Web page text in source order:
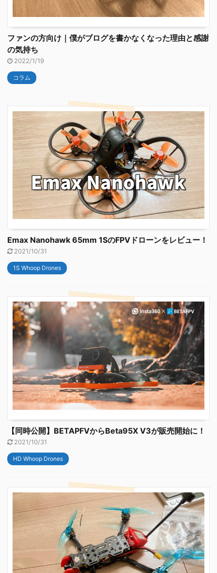
ファンの方向け｜僕がブログを書かなくなった理由と感謝
の気持ち
2022/1/19
コラム
Emax Nanohawk 65mm 1SのFPVドローンをレビュー！
2021/10/31
1S Whoop Drones
【同時公開】BETAPFVからBeta95X V3が販売開始に！
2021/10/31
HD Whoop Drones